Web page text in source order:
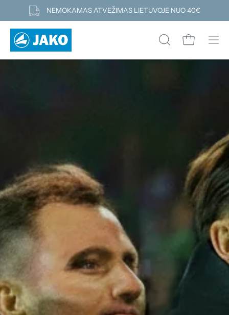
prie
turinio
NEMOKAMAS ATVEŽIMAS LIETUVOJE NUO 40€
ATIDARYTI
PAIEŠKOS
Atidaryti